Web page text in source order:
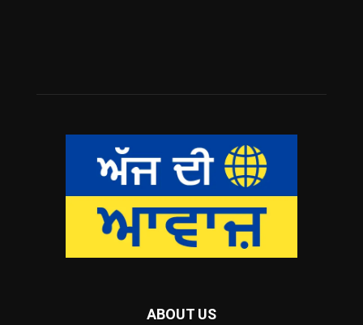
ABOUT US